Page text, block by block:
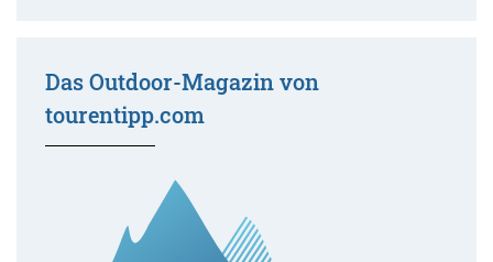
Das Outdoor-Magazin von
tourentipp.com